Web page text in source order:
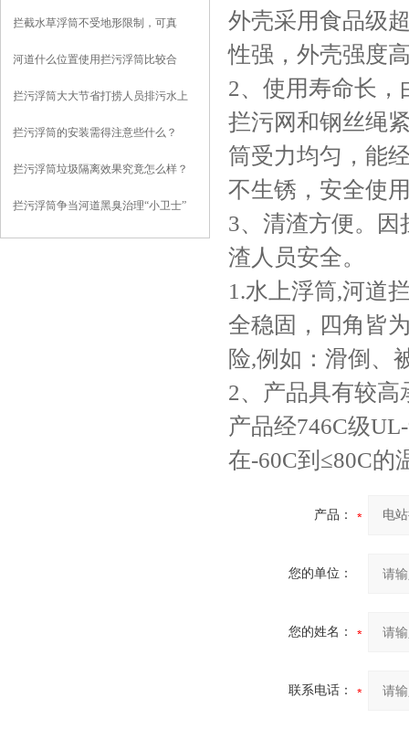
拦截水草浮筒不受地形限制，可真
河道什么位置使用拦污浮筒比较合
拦污浮筒大大节省打捞人员排污水上
拦污浮筒的安装需得注意些什么？
拦污浮筒垃圾隔离效果究竟怎么样？
拦污浮筒争当河道黑臭治理“小卫士”
外壳采用食品级
性强，外壳强度
2、使用寿命长
拦污网和钢丝绳
筒受力均匀，能
不生锈，安全使
3、清渣方便。
渣人员安全。
1.水上浮筒,河道
全稳固，四角皆
险,例如：滑倒、
2、产品具有较高
产品经746C级
在-60C到≤80C的
产品：
您的单位：
您的姓名：
联系电话：